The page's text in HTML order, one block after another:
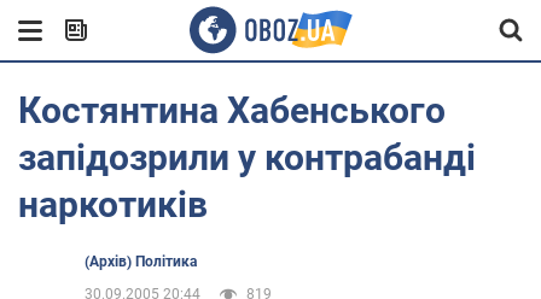
Костянтина Хабенського
запідозрили у контрабанді
наркотиків
(Архів) Політика
30.09.2005 20:44
819